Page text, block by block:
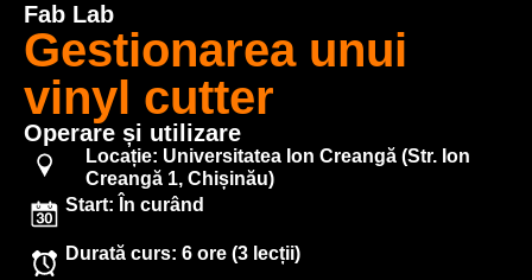
Fab Lab
Gestionarea unui
vinyl cutter
Operare și utilizare
Locație: Universitatea Ion Creangă (Str. Ion
Creangă 1, Chișinău)
Start: În curând
Durată curs: 6 ore (3 lecții)